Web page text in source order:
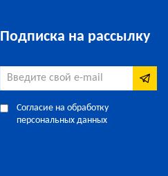
Подписка на рассылку
Согласие на обработку
персональных данных